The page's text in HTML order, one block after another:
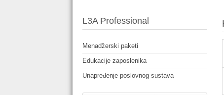
L3A Professional
Menadžerski paketi
Edukacije zaposlenika
Unapređenje poslovnog sustava